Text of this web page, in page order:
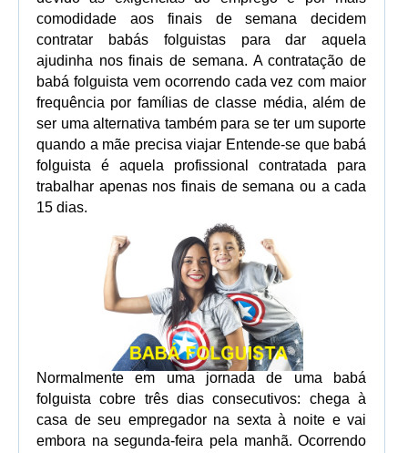
comodidade aos finais de semana decidem
contratar babás folguistas para dar aquela
ajudinha nos finais de semana. A contratação de
babá folguista vem ocorrendo cada vez com maior
frequência por famílias de classe média, além de
ser uma alternativa também para se ter um suporte
quando a mãe precisa viajar Entende-se que babá
folguista é aquela profissional contratada para
trabalhar apenas nos finais de semana ou a cada
15 dias.
Normalmente em uma jornada de uma babá
folguista cobre três dias consecutivos: chega à
casa de seu empregador na sexta à noite e vai
embora na segunda-feira pela manhã. Ocorrendo